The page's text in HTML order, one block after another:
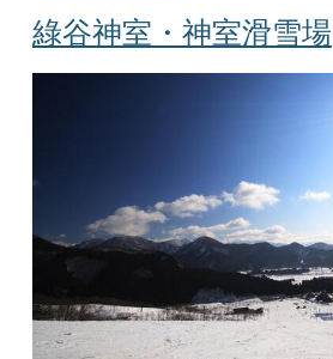
綠谷神室・神室滑雪場